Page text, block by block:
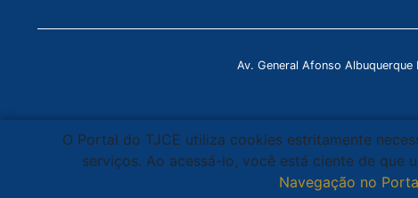
Av. General Afonso
O Portal do TJCE utiliza cookies estritamente
serviços. Ao acessá-lo, você está ciente de que
Navegação no